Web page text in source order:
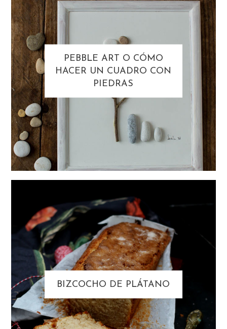
PEBBLE ART O CÓMO
HACER UN CUADRO CON
PIEDRAS
BIZCOCHO DE PLÁTANO